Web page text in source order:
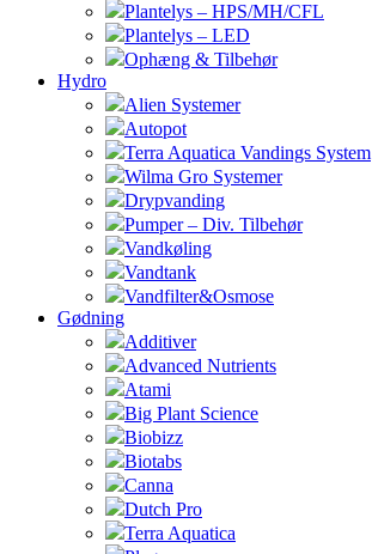
Plantelys – HPS/MH/CFL
Plantelys – LED
Ophæng & Tilbehør
Hydro
Alien Systemer
Autopot
Terra Aquatica Vandings System
Wilma Gro Systemer
Drypvanding
Pumper – Div. Tilbehør
Vandkøling
Vandtank
Vandfilter&Osmose
Gødning
Additiver
Advanced Nutrients
Atami
Big Plant Science
Biobizz
Biotabs
Canna
Dutch Pro
Terra Aquatica